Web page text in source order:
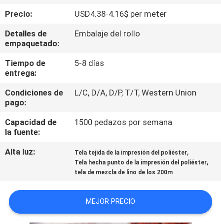
ÉNTRENOS
EN
CONTACTO
CON
NOTICIAS
PIDA
MAPA
Precio:
USD4.38-4.16$ per meter
Detalles de
empaquetado:
Embalaje del rollo
Tiempo de
entrega:
5-8 días
Condiciones de
pago:
L/C, D/A, D/P, T/T, Western Union
Capacidad de
la fuente:
1500 pedazos por semana
Alta luz: Tela tejida de la impresión del poliéster,
Tela hecha punto de la impresión del poliéster,
tela de mezcla de lino de los 200m
MEJOR PRECIO